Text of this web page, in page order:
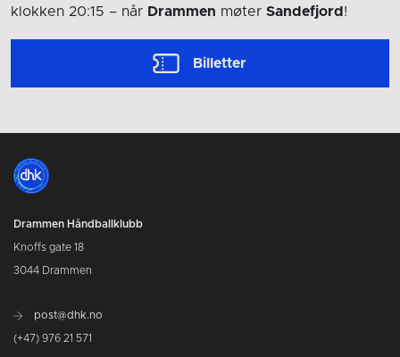
klokken 20:15 – når Drammen møter Sandefjord !
Billetter
Drammen Håndballklubb
Knoffs gate 18
3044 Drammen
post@dhk.no
(+47) 976 21 571